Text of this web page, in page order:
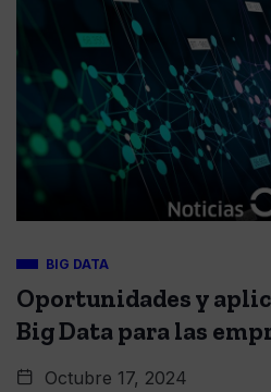
BIG DATA
Oportunidades y
Big Data para las
Octubre 17, 2024